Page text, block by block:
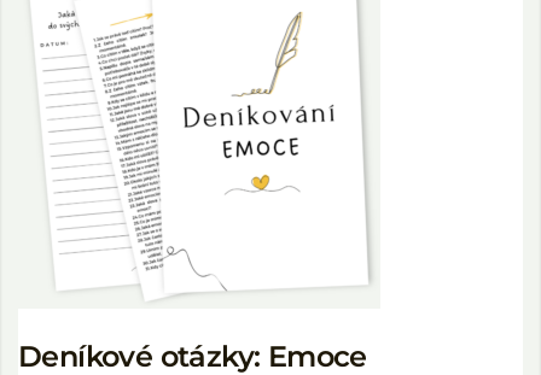
Deníkové otázky: Emoce